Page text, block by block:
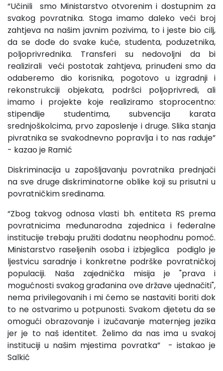
“Učinili smo Ministarstvo otvorenim i dostupnim za
svakog povratnika. Stoga imamo daleko veći broj
zahtjeva na našim javnim pozivima, to i jeste bio cilj,
da se dođe do svake kuće, studenta, poduzetnika,
poljoprivrednika. Transferi su nedovoljni da bi
realizirali veći postotak zahtjeva, prinuđeni smo da
odaberemo dio korisnika, pogotovo u izgradnji i
rekonstrukciji objekata, podršci poljoprivredi, ali
imamo i projekte koje realiziramo stoprocentno:
stipendije studentima, subvencija karata
srednjoškolcima, prvo zaposlenje i druge. Slika stanja
pivratnika se svakodnevno popravlja i to nas raduje”
- kazao je Ramić
Diskriminacija u zapošljavanju povratnika prednjači
na sve druge diskriminatorne oblike koji su prisutni u
povratničkim sredinama.
“Zbog takvog odnosa vlasti bh. entiteta RS prema
povratnicima međunarodna zajednica i federalne
institucije trebaju pružiti dodatnu neophodnu pomoć.
Ministarstvo raseljenih osoba i izbjeglica podiglo je
ljestvicu saradnje i konkretne podrške povratničkoj
populaciji. Naša zajednička misija je "prava i
mogućnosti svakog građanina ove države ujednačiti",
nema privilegovanih i mi ćemo se nastaviti boriti dok
to ne ostvarimo u potpunosti. Svakom djetetu da se
omogući obrazovanje i izučavanje maternjeg jezika
jer je to naš identitet. Želimo da nas ima u svakoj
instituciji u našim mjestima povratka” - istakao je
Salkić